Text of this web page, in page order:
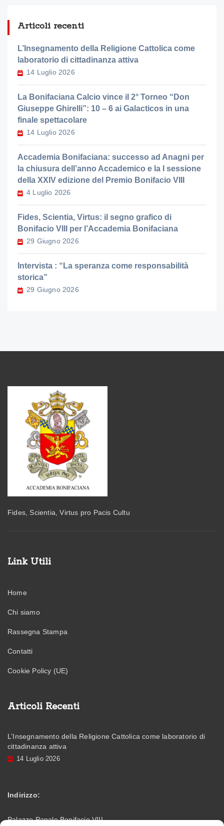
Articoli recenti
L’Insegnamento della Religione Cattolica come
laboratorio di cittadinanza attiva
14 Luglio 2026
La Bonifaciana Calcio vince il 2° Torneo “Don
Giuseppe Ghirelli”: 10 – 6 ai Galacticos in una
finale spettacolare
14 Luglio 2026
Accademia Bonifaciana: successo ad Anagni per
la chiusura dell’anno Accademico e la I sessione
della XXIV edizione del Premio Bonifacio VIII
4 Luglio 2026
Fides, Scientia, Virtus: il segno grafico di
Bonifacio VIII per l’Accademia Bonifaciana
29 Giugno 2026
Intervista : “La speranza come responsabilità
storica”
29 Giugno 2026
Fides, Scientia, Virtus pro Pacis Cultu
Link Utili
Home
Chi siamo
Rassegna Stampa
Contatti
Cookie Policy (UE)
Articoli Recenti
L’Insegnamento della Religione Cattolica come laboratorio di
cittadinanza attiva
14 Luglio 2026
Indirizzo:
Palazzo Papale Bonifacio VIII